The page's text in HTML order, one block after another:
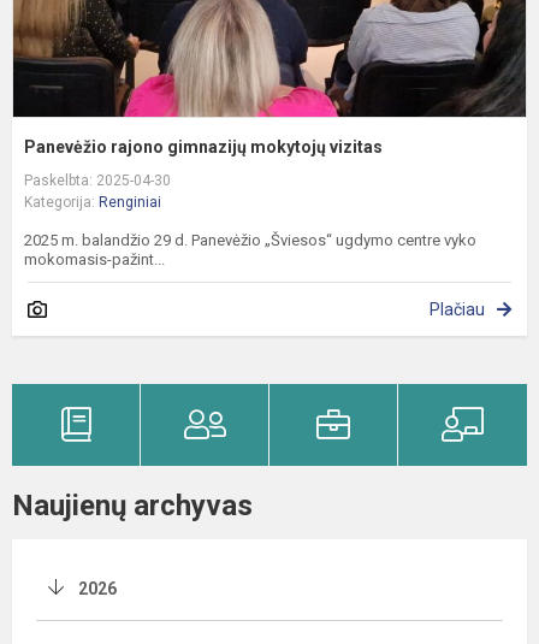
Panevėžio rajono gimnazijų mokytojų vizitas
Paskelbta: 2025-04-30
Kategorija: Renginiai
​2025 m. balandžio 29 d. Panevėžio „Šviesos“ ugdymo centre vyko
mokomasis-pažint...
Plačiau
Naujienų archyvas
2026